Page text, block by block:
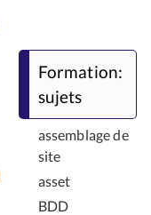
Formation:
sujets
assemblage de
site
asset
BDD